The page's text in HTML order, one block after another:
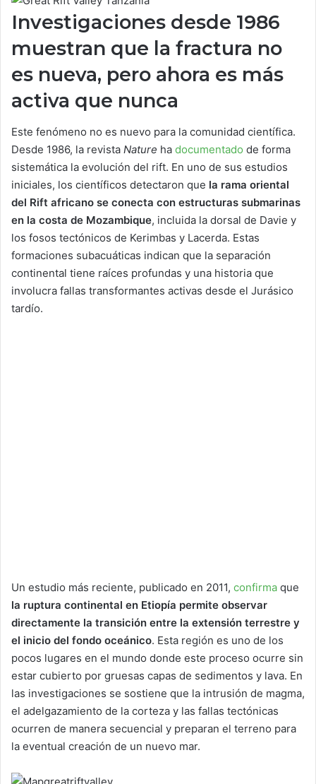
Investigaciones desde 1986
muestran que la fractura no
es nueva, pero ahora es más
activa que nunca
Este fenómeno no es nuevo para la comunidad científica.
Desde 1986, la revista Nature ha documentado de forma
sistemática la evolución del rift. En uno de sus estudios
iniciales, los científicos detectaron que la rama oriental
del Rift africano se conecta con estructuras submarinas
en la costa de Mozambique, incluida la dorsal de Davie y
los fosos tectónicos de Kerimbas y Lacerda. Estas
formaciones subacuáticas indican que la separación
continental tiene raíces profundas y una historia que
involucra fallas transformantes activas desde el Jurásico
tardío.
Un estudio más reciente, publicado en 2011, confirma que
la ruptura continental en Etiopía permite observar
directamente la transición entre la extensión terrestre y
el inicio del fondo oceánico. Esta región es uno de los
pocos lugares en el mundo donde este proceso ocurre sin
estar cubierto por gruesas capas de sedimentos y lava. En
las investigaciones se sostiene que la intrusión de magma,
el adelgazamiento de la corteza y las fallas tectónicas
ocurren de manera secuencial y preparan el terreno para
la eventual creación de un nuevo mar.